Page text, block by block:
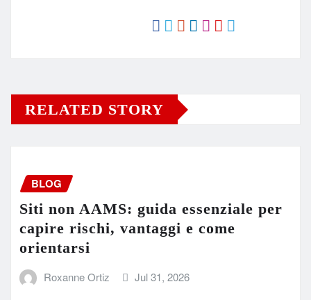
RELATED STORY
BLOG
Siti non AAMS: guida essenziale per
capire rischi, vantaggi e come
orientarsi
Roxanne Ortiz Jul 31, 2026